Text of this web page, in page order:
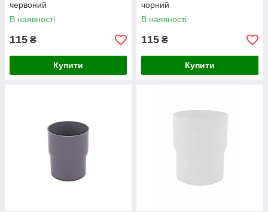
червоний
В наявності
115 ₴
Купити
чорний
В наявності
115 ₴
Купити